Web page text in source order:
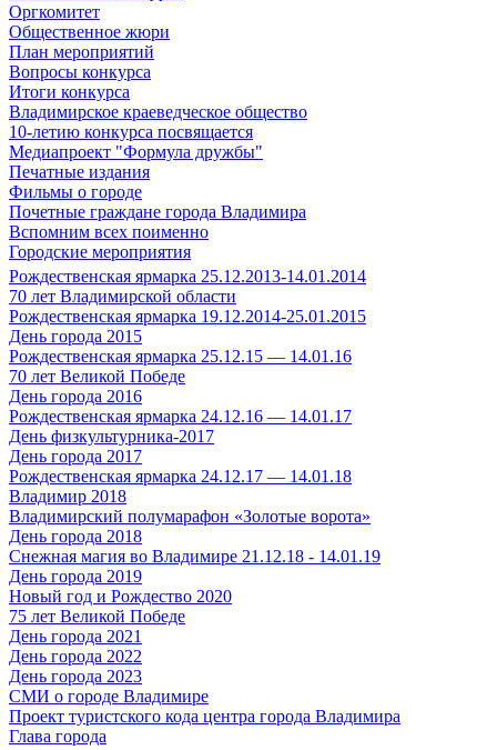
Оргкомитет
Общественное жюри
План мероприятий
Вопросы конкурса
Итоги конкурса
Владимирское краеведческое общество
10-летию конкурса посвящается
Медиапроект "Формула дружбы"
Печатные издания
Фильмы о городе
Почетные граждане города Владимира
Вспомним всех поименно
Городские мероприятия
Рождественская ярмарка 25.12.2013-14.01.2014
70 лет Владимирской области
Рождественская ярмарка 19.12.2014-25.01.2015
День города 2015
Рождественская ярмарка 25.12.15 — 14.01.16
70 лет Великой Победе
День города 2016
Рождественская ярмарка 24.12.16 — 14.01.17
День физкультурника-2017
День города 2017
Рождественская ярмарка 24.12.17 — 14.01.18
Владимир 2018
Владимирский полумарафон «Золотые ворота»
День города 2018
Снежная магия во Владимире 21.12.18 - 14.01.19
День города 2019
Новый год и Рождество 2020
75 лет Великой Победе
День города 2021
День города 2022
День города 2023
СМИ о городе Владимире
Проект туристского кода центра города Владимира
Глава города